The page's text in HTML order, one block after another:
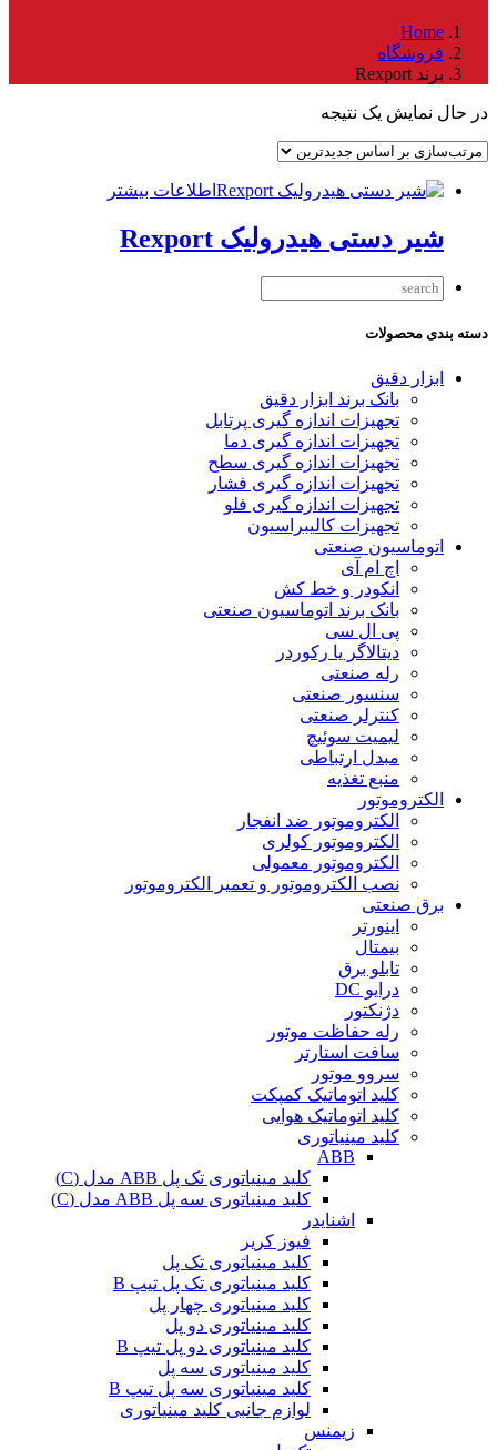
Home
فروشگاه
برند Rexport
در حال نمایش یک نتیجه
اطلاعات بیشتر
شیر دستی هیدرولیک Rexport
دسته بندی محصولات
ابزار دقیق
بانک برند ابزار دقیق
تجهیزات اندازه گیری پرتابل
تجهیزات اندازه گیری دما
تجهیزات اندازه گیری سطح
تجهیزات اندازه گیری فشار
تجهیزات اندازه گیری فلو
تجهیزات کالیبراسیون
اتوماسیون صنعتی
اچ ام آی
انکودر و خط کش
بانک برند اتوماسیون صنعتی
پی ال سی
دیتالاگر یا رکوردر
رله صنعتی
سنسور صنعتی
کنترلر صنعتی
لیمیت سوئیچ
مبدل ارتباطی
منبع تغذیه
الکتروموتور
الکتروموتور ضد انفجار
الکتروموتور کولری
الکتروموتور معمولی
نصب الکتروموتور و تعمیر الکتروموتور
برق صنعتی
اینورتر
بیمتال
تابلو برق
درایو DC
دژنکتور
رله حفاظت موتور
سافت استارتر
سروو موتور
کلید اتوماتیک کمپکت
کلید اتوماتیک هوایی
کلید مینیاتوری
ABB
کلید مینیاتوری تک پل ABB مدل (C)
کلید مینیاتوری سه پل ABB مدل (C)
اشنایدر
فیوز کریر
کلید مینیاتوری تک پل
کلید مینیاتوری تک پل تیپ B
کلید مینیاتوری چهار پل
کلید مینیاتوری دو پل
کلید مینیاتوری دو پل تیپ B
کلید مینیاتوری سه پل
کلید مینیاتوری سه پل تیپ B
لوازم جانبی کلید مینیاتوری
زیمنس